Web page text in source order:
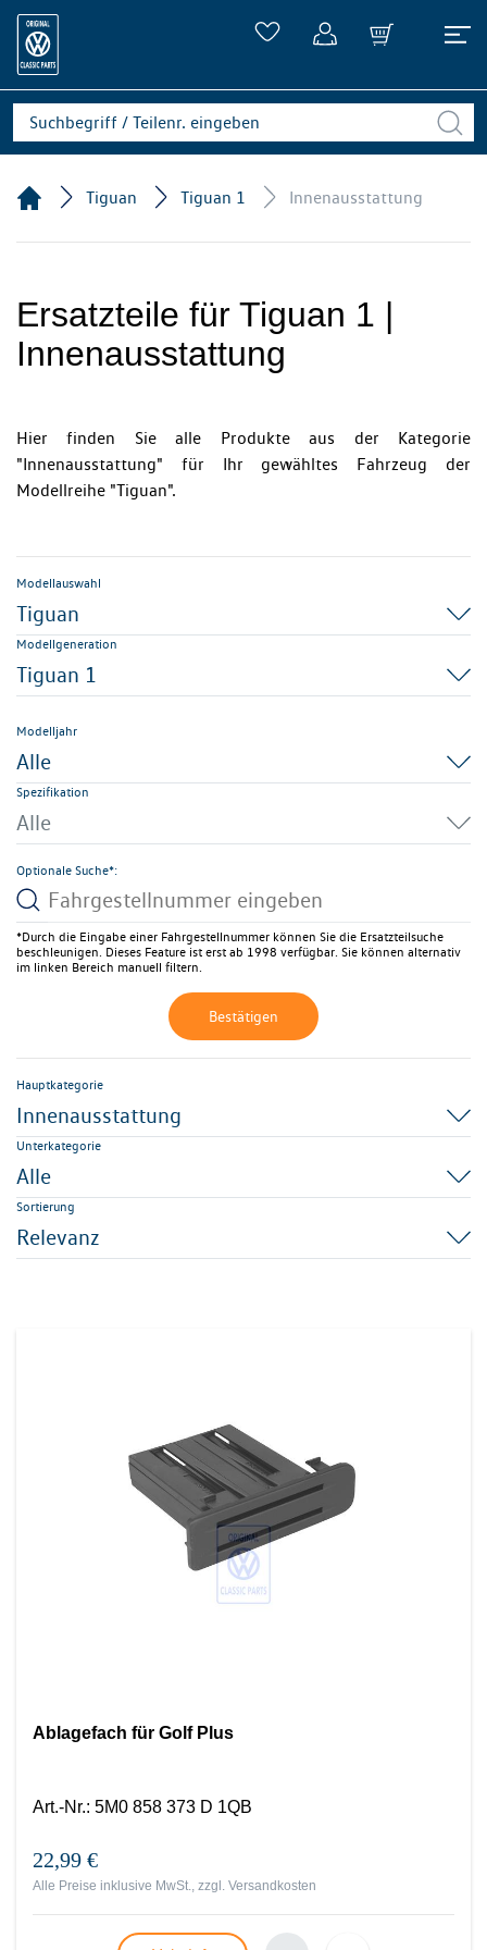
Tiguan Tiguan 1 Innenausstattung
Ersatzteile für Tiguan 1 |
Innenausstattung
Hier finden Sie alle Produkte aus der Kategorie
"Innenausstattung" für Ihr gewähltes Fahrzeug der
Modellreihe "Tiguan".
Modellauswahl
Tiguan
Modellgeneration
Tiguan 1
Modelljahr
Alle
Spezifikation
Alle
Optionale Suche*:
*Durch die Eingabe einer Fahrgestellnummer können Sie die Ersatzteilsuche
beschleunigen. Dieses Feature ist erst ab 1998 verfügbar. Sie können alternativ
im linken Bereich manuell filtern.
Bestätigen
Hauptkategorie
Innenausstattung
Unterkategorie
Alle
Sortierung
Relevanz
Ablagefach für Golf Plus
Art.-Nr.: 5M0 858 373 D 1QB
22,99 €
Alle Preise inklusive MwSt., zzgl. Versandkosten